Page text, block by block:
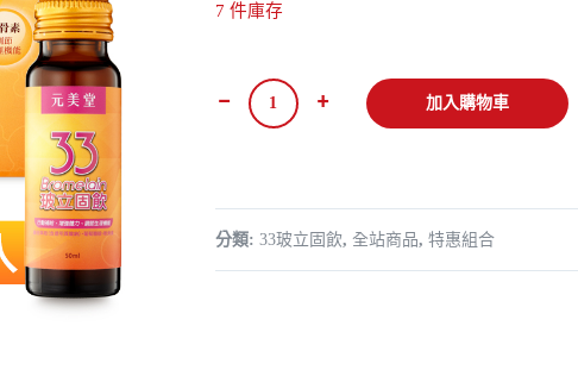
7 件庫存
33
玻
飲
3
入
加入購物車
分類:33玻立固飲,全站商品,特惠組合